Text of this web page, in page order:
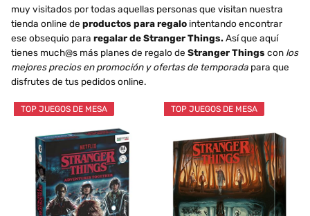
muy visitados por todas aquellas personas que visitan nuestra
tienda online de productos para regalo intentando encontrar
ese obsequio para regalar de Stranger Things.Así que aquí
tienes much@s más planes de regalo de Stranger Things con los
mejores precios en promoción y ofertas de temporada para que
disfrutes de tus pedidos online.
TOP JUEGOS DE MESA TOP JUEGOS DE MESA